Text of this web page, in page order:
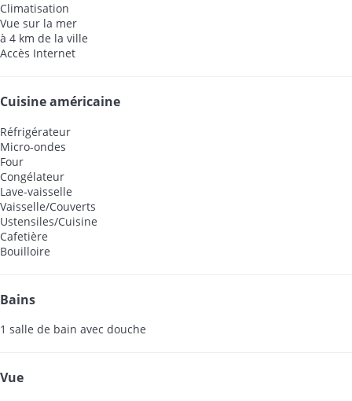
Climatisation
Vue sur la mer
à 4 km de la ville
Accès Internet
Cuisine américaine
Réfrigérateur
Micro-ondes
Four
Congélateur
Lave-vaisselle
Vaisselle/Couverts
Ustensiles/Cuisine
Cafetière
Bouilloire
Bains
1 salle de bain avec douche
Vue